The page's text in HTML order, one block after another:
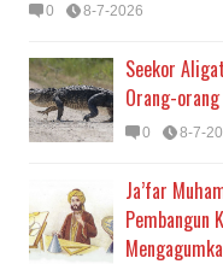
0 8-7-2026
Seekor
Orang-
0 8-7-
Ja’far
Pembangun